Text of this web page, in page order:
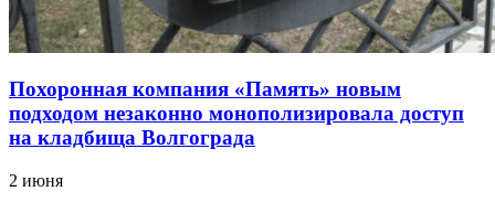
Похоронная компания «Память» новым
подходом незаконно монополизировала доступ
на кладбища Волгограда
2 июня